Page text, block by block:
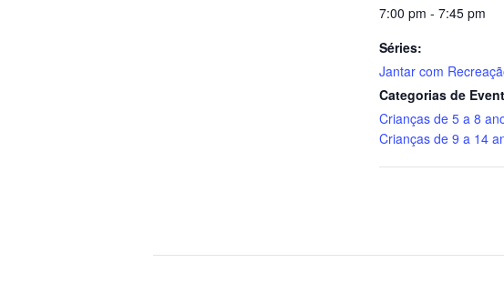
7:00 pm - 7:45 pm
Séries:
Jantar com
Categorias de
Crianças de 5 a 8
Crianças de 9 a 14